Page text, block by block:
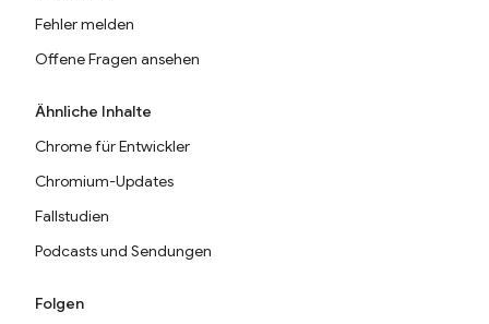
Fehler melden
Offene Fragen ansehen
Ähnliche Inhalte
Chrome für Entwickler
Chromium-Updates
Fallstudien
Podcasts und Sendungen
Folgen